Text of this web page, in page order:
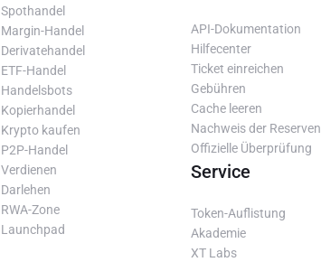
Spothandel
Margin-Handel
Derivatehandel
ETF-Handel
Handelsbots
Kopierhandel
Krypto kaufen
P2P-Handel
Verdienen
Darlehen
RWA-Zone
Launchpad
API-Dokumentation
Hilfecenter
Ticket einreichen
Gebühren
Cache leeren
Nachweis der Reserven
Offizielle Überprüfung
Service
Token-Auflistung
Akademie
XT Labs